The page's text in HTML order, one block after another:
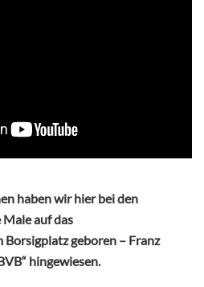
haben wir hier bei den
auf das
geboren – Franz
hingewiesen.